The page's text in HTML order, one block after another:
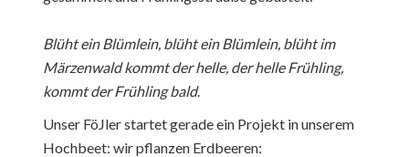
Blüht ein Blümlein, blüht ein Blümlein, blüht im
Märzenwald kommt der helle, der helle Frühling,
kommt der Frühling bald.
Unser FöJler startet gerade ein Projekt in unserem
Hochbeet: wir pflanzen Erdbeeren: